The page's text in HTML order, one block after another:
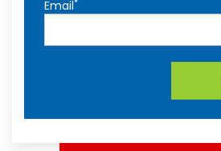
Email*